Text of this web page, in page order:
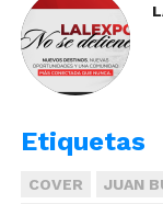
Etiquetas
COVER JUAN